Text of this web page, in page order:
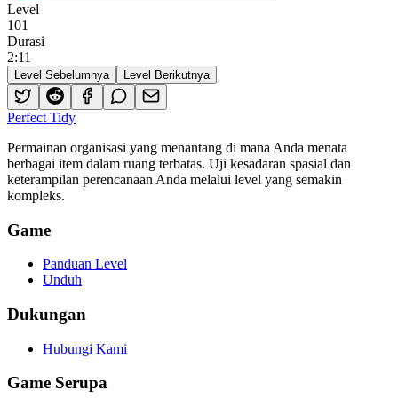
Level
101
Durasi
2:11
Level Sebelumnya Level Berikutnya
Perfect Tidy
Permainan organisasi yang menantang di mana Anda menata
berbagai item dalam ruang terbatas. Uji kesadaran spasial dan
keterampilan perencanaan Anda melalui level yang semakin
kompleks.
Game
Panduan Level
Unduh
Dukungan
Hubungi Kami
Game Serupa